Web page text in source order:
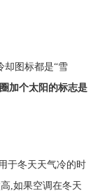
却图标都是“雪
加个太阳的标志是
于冬天天气冷的时
,如果空调在冬天